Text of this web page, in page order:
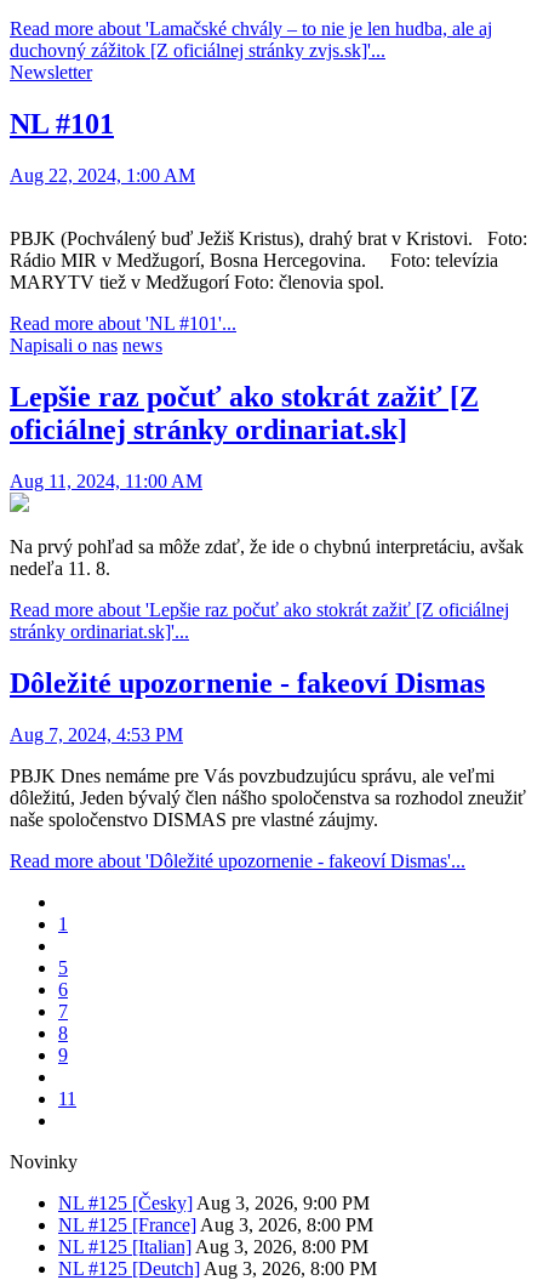
Read more about 'Lamačské chvály – to nie je len hudba, ale aj
duchovný zážitok [Z oficiálnej stránky zvjs.sk]'...
Newsletter
NL #101
Aug 22, 2024, 1:00 AM
PBJK (Pochválený buď Ježiš Kristus), drahý brat v Kristovi. Foto:
Rádio MIR v Medžugorí, Bosna Hercegovina. Foto: televízia
MARYTV tiež v Medžugorí Foto: členovia spol.
Read more about 'NL #101'...
Napisali o nas news
Lepšie raz počuť ako stokrát zažiť [Z
oficiálnej stránky ordinariat.sk]
Aug 11, 2024, 11:00 AM
Na prvý pohľad sa môže zdať, že ide o chybnú interpretáciu, avšak
nedeľa 11. 8.
Read more about 'Lepšie raz počuť ako stokrát zažiť [Z oficiálnej
stránky ordinariat.sk]'...
Dôležité upozornenie - fakeoví Dismas
Aug 7, 2024, 4:53 PM
PBJK Dnes nemáme pre Vás povzbudzujúcu správu, ale veľmi
dôležitú, Jeden bývalý člen nášho spoločenstva sa rozhodol zneužiť
naše spoločenstvo DISMAS pre vlastné záujmy.
Read more about 'Dôležité upozornenie - fakeoví Dismas'...
1
5
6
7
8
9
11
Novinky
NL #125 [Česky] Aug 3, 2026, 9:00 PM
NL #125 [France] Aug 3, 2026, 8:00 PM
NL #125 [Italian] Aug 3, 2026, 8:00 PM
NL #125 [Deutch] Aug 3, 2026, 8:00 PM